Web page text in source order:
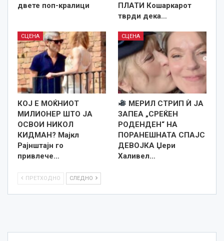
двете поп-кралици
ПЛАТИ Кошаркарот
тврди дека…
СЦЕНА
КОЈ Е МОЌНИОТ
МИЛИОНЕР ШТО ЈА
ОСВОИ НИКОЛ
КИДМАН? Мајкл
Рајнштајн го
привлече…
СЦЕНА
МЕРИЛ СТРИП Ѝ ЈА
ЗАПЕА „СРЕЌЕН
РОДЕНДЕН“ НА
ПОРАНЕШНАТА СПАЈС
ДЕВОЈКА Џери
Халивел…
ПРЕТХОДНО СЛЕДНО